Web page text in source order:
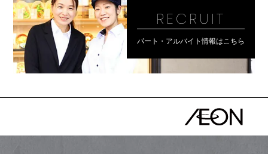
RECRUIT
パート・アルバイト情報はこちら